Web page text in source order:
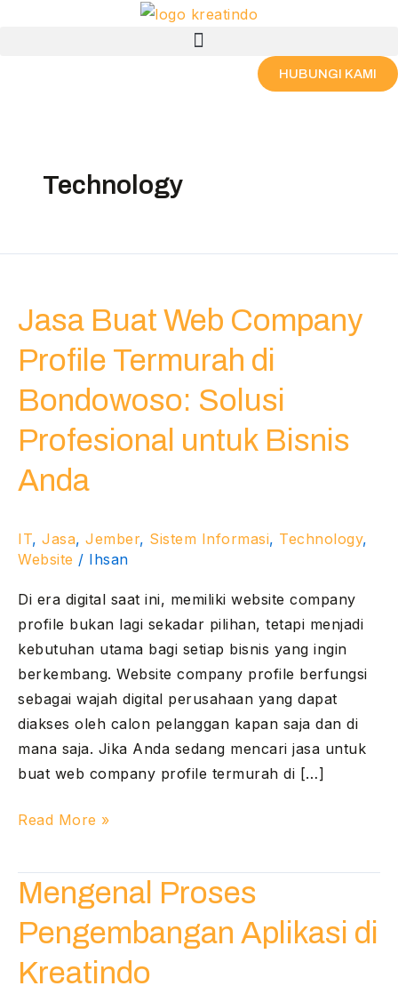
Menu
HUBUNGI KAMI
Technology
Jasa Buat Web Company
Profile Termurah di
Bondowoso: Solusi
Profesional untuk Bisnis
Anda
IT, Jasa, Jember, Sistem Informasi, Technology,
Website / Ihsan
Di era digital saat ini, memiliki website company
profile bukan lagi sekadar pilihan, tetapi menjadi
kebutuhan utama bagi setiap bisnis yang ingin
berkembang. Website company profile berfungsi
sebagai wajah digital perusahaan yang dapat
diakses oleh calon pelanggan kapan saja dan di
mana saja. Jika Anda sedang mencari jasa untuk
buat web company profile termurah di […]
Web
Profile
Termurah
di
Bondowoso:
Profesional
Bisnis
Anda
Read More »
Mengenal Proses
Pengembangan Aplikasi di
Kreatindo
Mengenal
Proses
Pengembangan
Aplikasi
di